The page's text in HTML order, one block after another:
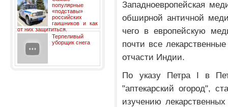
популярные
«подставы»
российских
гаишников и как
от них защититься.
Терпеливый
уборщик снега
Западноевропейская
обширной античной
чего в европейскую
почти все
отчасти Индии.
По указу Петра I в
"аптекарский огород",
изучению